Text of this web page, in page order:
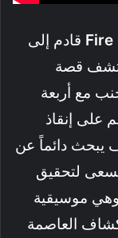
Fire قادم إلى
قصة
مع أربعة
على إنقاذ
يبحث دائماً عن
لتحقيق
موسيقية
العاصمة